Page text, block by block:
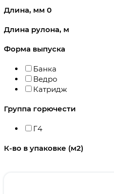
Длина, мм 0
Длина рулона, м
Форма выпуска
Банка
Ведро
Катридж
Группа горючести
Г4
К-во в упаковке (м2)